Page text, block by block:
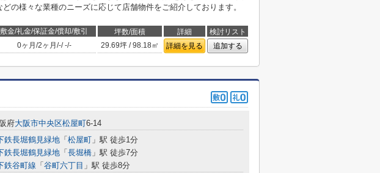
どの様々な業種のニーズに応じて店舗物件をご紹介しております。
敷金/礼金/保証金/償却/敷引 坪数/面積 詳細
検討リスト
0ヶ月 /2ヶ月 /-/-/- 29.69坪 / 98.18㎡ 詳細を見る 追加する
府大阪市中央区松屋町6-14
鉄長堀鶴見緑地 「 松屋町 」駅 徒歩1分
鉄長堀鶴見緑地 「 長堀橋 」駅 徒歩7分
鉄谷町線 「 谷町六丁目 」駅 徒歩8分